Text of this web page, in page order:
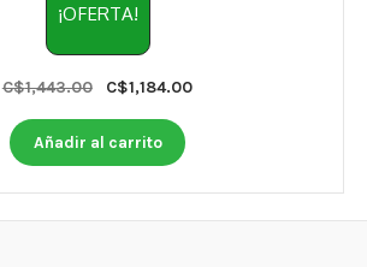
¡OFERTA!
C$1,443.00
Original
was:
C$1,443.00.
C$1,184.00Current
Añadir al carrito